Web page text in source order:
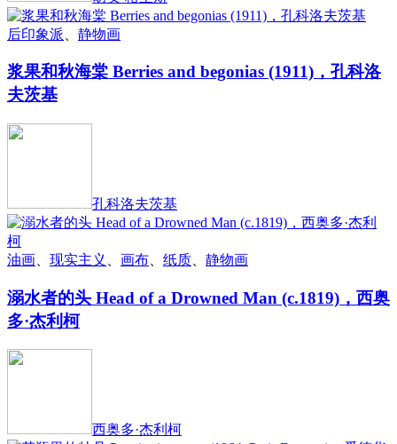
后印象派 静物画
浆果和秋海棠 Berries and begonias (1911)，孔科洛
夫茨基
孔科洛夫茨基
油画 现实主义 画布 纸质 静物画
溺水者的头 Head of a Drowned Man (c.1819)，西奥
多·杰利柯
西奥多·杰利柯